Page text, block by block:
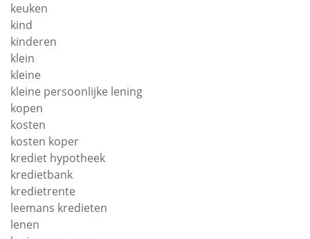
keuken
kind
kinderen
klein
kleine
kleine persoonlijke lening
kopen
kosten
kosten koper
krediet hypotheek
kredietbank
kredietrente
leemans kredieten
lenen